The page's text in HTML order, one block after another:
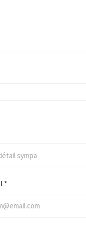
*